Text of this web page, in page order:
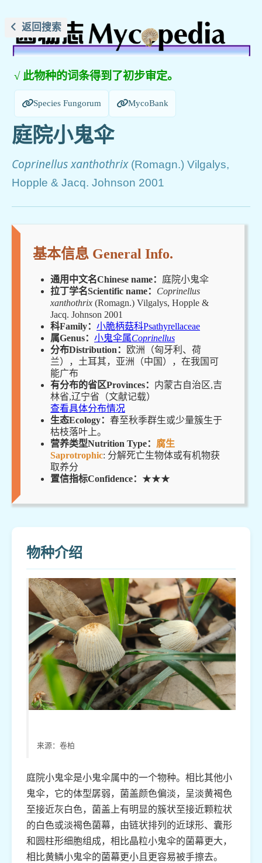
返回搜索
√ 此物种的词条得到了初步审定。
Species Fungorum MycoBank
庭院小鬼伞
Coprinellus xanthothrix (Romagn.) Vilgalys,
Hopple & Jacq. Johnson 2001
基本信息 General Info.
通用中文名Chinese name： 庭院小鬼伞
拉丁学名Scientific name： Coprinellus
xanthothrix (Romagn.) Vilgalys, Hopple &
Jacq. Johnson 2001
科Family： 小脆柄菇科Psathyrellaceae
属Genus： 小鬼伞属Coprinellus
分布Distribution：
欧洲（匈牙利、荷
兰），土耳其，亚洲（中国），在我国可
能广布
有分布的省区Provinces： 内蒙古自治区,吉
林省,辽宁省（文献记载）
查看具体分布情况
生态Ecology： 春至秋季群生或少量簇生于
枯枝落叶上。
营养类型Nutrition Type： 腐生
Saprotrophic: 分解死亡生物体或有机物获
取养分
置信指标Confidence： ★★★
物种介绍
来源：卷柏
庭院小鬼伞是小鬼伞属中的一个物种。相比其他小
鬼伞，它的体型孱弱，菌盖颜色偏淡，呈淡黄褐色
至接近灰白色，菌盖上有明显的簇状至接近颗粒状
的白色或淡褐色菌幕，由链状排列的近球形、囊形
和圆柱形细胞组成，相比晶粒小鬼伞的菌幕更大，
相比黄鳞小鬼伞的菌幕更小且更容易被手擦去。